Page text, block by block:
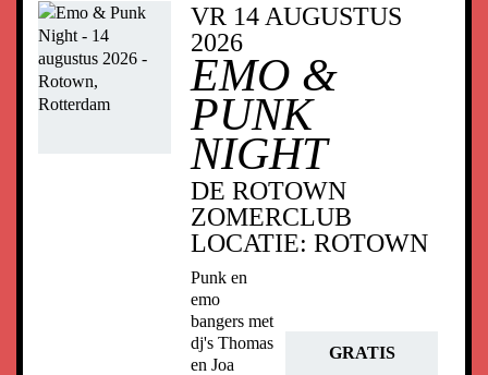
VR 14 AUGUSTUS
2026
EMO &
PUNK
NIGHT
DE ROTOWN
ZOMERCLUB
LOCATIE: ROTOWN
Punk en
emo
bangers met
dj's Thomas
en Joa
GRATIS